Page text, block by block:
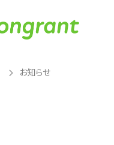
お知らせ